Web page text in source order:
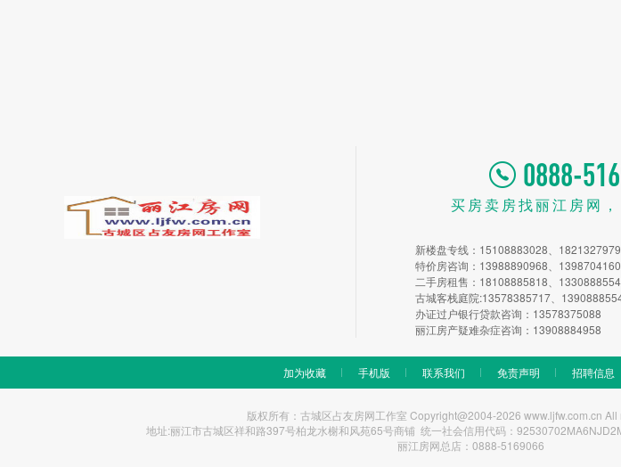
0888-
买房卖房找丽江房网
新楼盘专线：15108883028、
特价房咨询：13988890968、
二手房租售：18108885818、
古城客栈庭院:13578385717、
办证过户银行贷款咨询：13578375088
丽江房产疑难杂症咨询：13908884958
加为收藏 手机版 联系我们 免责声明 招聘信息
版权所有：古城区占友房网工作室 Copyright@2004-2026 www.ljfw.com.cn All
地址:丽江市古城区祥和路397号柏龙水榭和风苑65号商铺 统一社会信用代码：
丽江房网总店：0888-5169066